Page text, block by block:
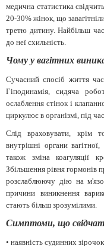
медична статистика
20-30% жінок, що
третю дитину. Найбільш
до неї схильність.
Чому у вагітних
Сучасний спосіб життя
Гіподинамія, сидяча
ослаблення стінок і
циркулює в організмі, під
Слід враховувати, крім
внутрішні органи
також зміна коагуляції
Збільшення рівня гормонів
розслаблюючу дію на
причини виникнення
стають більш зрозумілими.
Симптоми, що
• наявність судинних